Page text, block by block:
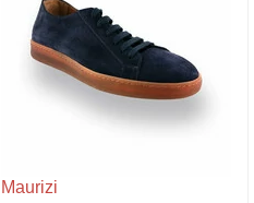
Maurizi